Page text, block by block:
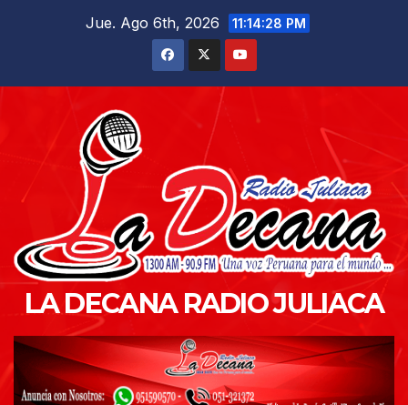
Jue. Ago 6th, 2026 11:14:30 PM
LA DECANA RADIO JULIACA